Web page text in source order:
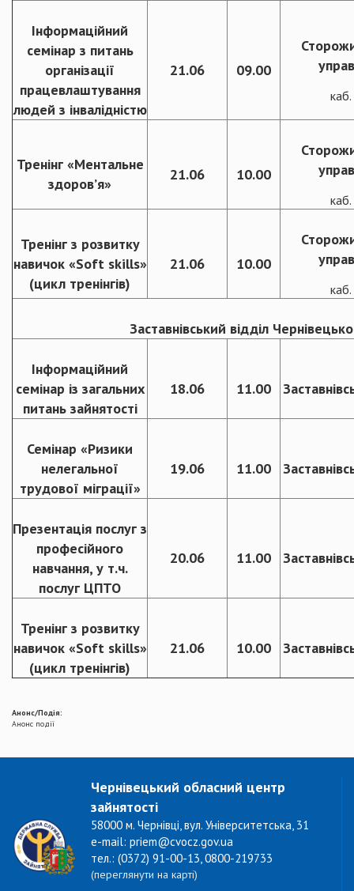
Інформаційний
семінар з питань
організації
працевлаштування
людей з інвалідністю
21.06 09.00
Тренінг «Ментальне
здоров’я»
21.06 10.00
Тренінг з розвитку
навичок «Soft skills»
(цикл тренінгів)
21.06 10.00
Заставнівський відділ
Інформаційний
семінар із загальних
питань зайнятості
18.06 11.00
Семінар «Ризики
нелегальної
трудової міграції»
19.06 11.00
Презентація послуг з
професійного
навчання, у т.ч.
послуг ЦПТО
20.06 11.00
Тренінг з розвитку
навичок «Soft skills»
(цикл тренінгів)
21.06 10.00
Анонс/Подія:
Анонс події
Чернівецький обласний центр
зайнятості
58000 м. Чернівці, вул. Університетська, 31
e-mail: priem@cvocz.gov.ua
тел.: (0372) 91-00-13, 0800-219733
(переглянути на карті)